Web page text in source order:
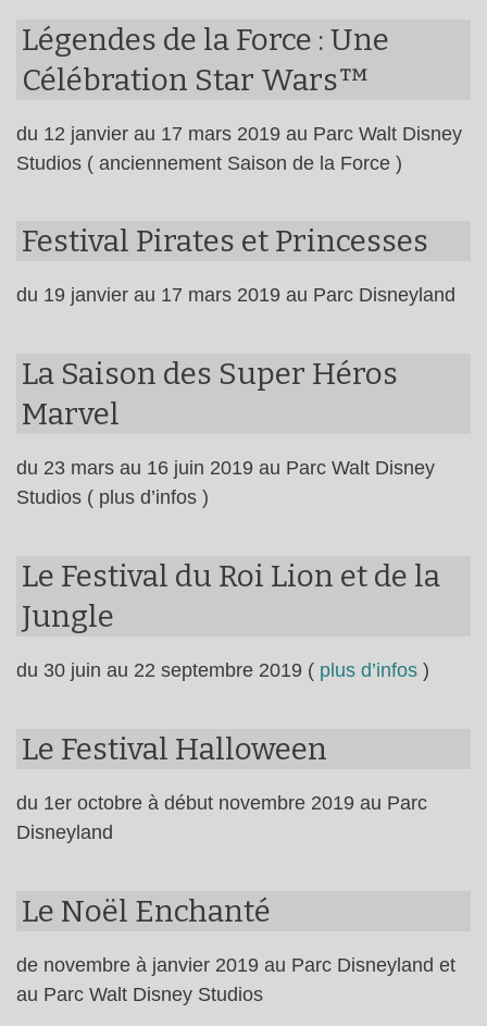
Légendes de la Force : Une
Célébration Star Wars™
du 12 janvier au 17 mars 2019 au Parc Walt Disney
Studios ( anciennement Saison de la Force )
Festival Pirates et Princesses
du 19 janvier au 17 mars 2019 au Parc Disneyland
La Saison des Super Héros
Marvel
du 23 mars au 16 juin 2019 au Parc Walt Disney
Studios ( plus d’infos )
Le Festival du Roi Lion et de la
Jungle
du 30 juin au 22 septembre 2019 ( plus d’infos )
Le Festival Halloween
du 1er octobre à début novembre 2019 au Parc
Disneyland
Le Noël Enchanté
de novembre à janvier 2019 au Parc Disneyland et
au Parc Walt Disney Studios